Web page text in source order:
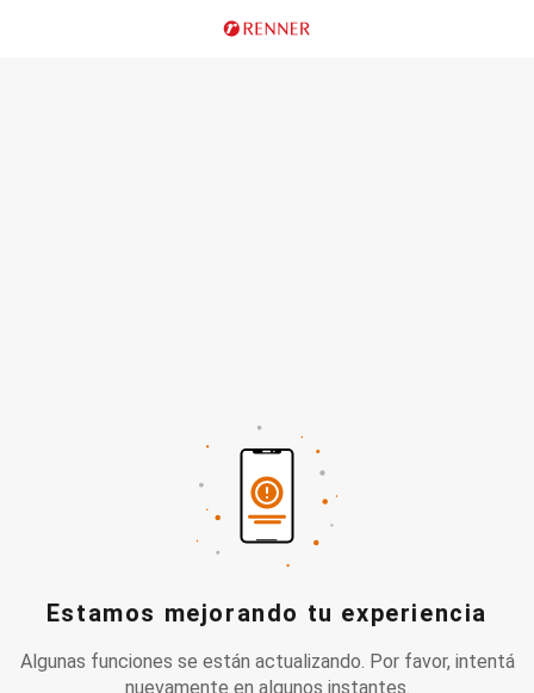
Estamos mejorando tu experiencia
Algunas funciones se están actualizando. Por favor, intentá
nuevamente en algunos instantes.